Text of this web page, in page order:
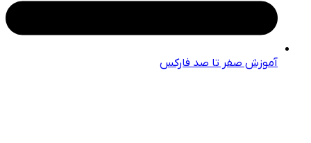
آموزش صفر تا صد فارکس